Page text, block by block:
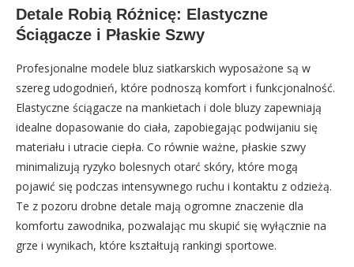
Detale Robią Różnicę: Elastyczne
Ściągacze i Płaskie Szwy
Profesjonalne modele bluz siatkarskich wyposażone są w
szereg udogodnień, które podnoszą komfort i funkcjonalność.
Elastyczne ściągacze na mankietach i dole bluzy zapewniają
idealne dopasowanie do ciała, zapobiegając podwijaniu się
materiału i utracie ciepła. Co równie ważne, płaskie szwy
minimalizują ryzyko bolesnych otarć skóry, które mogą
pojawić się podczas intensywnego ruchu i kontaktu z odzieżą.
Te z pozoru drobne detale mają ogromne znaczenie dla
komfortu zawodnika, pozwalając mu skupić się wyłącznie na
grze i wynikach, które kształtują rankingi sportowe.